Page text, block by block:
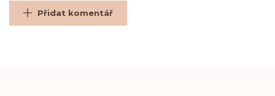
Přidat komentář